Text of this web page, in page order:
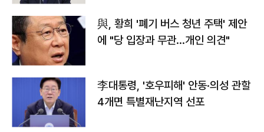
與, 황희 '폐기 버스 청년 주택' 제안
에 "당 입장과 무관…개인 의견"
李대통령, '호우피해' 안동·의성 관할
4개면 특별재난지역 선포